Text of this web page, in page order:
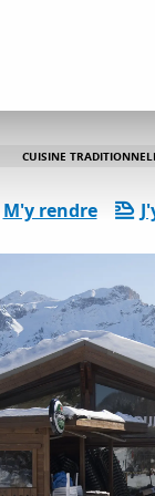
CUISINE
M'y rendre